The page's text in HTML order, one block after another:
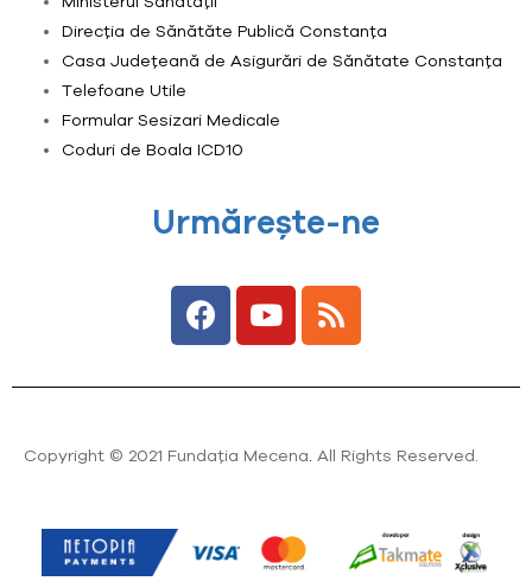
Direcția de Sănătăte Publică Constanța
Casa Județeană de Asigurări de Sănătate Constanța
Telefoane Utile
Formular Sesizari Medicale
Coduri de Boala ICD10
Urmărește-ne
Copyright © 2021 Fundația Mecena All Rights Reserved.